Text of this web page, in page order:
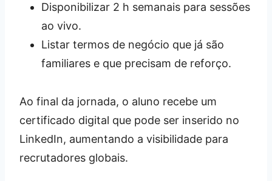
Disponibilizar 2 h semanais para sessões
ao vivo.
Listar termos de negócio que já são
familiares e que precisam de reforço.
Ao final da jornada, o aluno recebe um
certificado digital que pode ser inserido no
LinkedIn, aumentando a visibilidade para
recrutadores globais.